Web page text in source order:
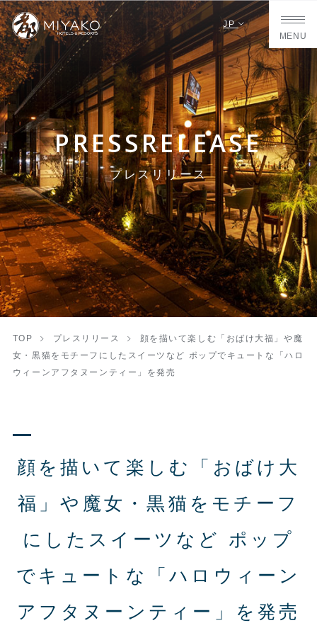
JP
MENU
PRESSRELEASE
プレスリリース
TOP プレスリリース
顔を描いて楽しむ「おばけ大福」や魔
女・黒猫をモチーフにしたスイーツなど ポップでキュートな「ハロ
ウィーンアフタヌーンティー」を発売
顔を描いて楽しむ「おばけ大
福」や魔女・黒猫をモチーフ
にしたスイーツなど ポップ
でキュートな「ハロウィーン
アフタヌーンティー」を発売